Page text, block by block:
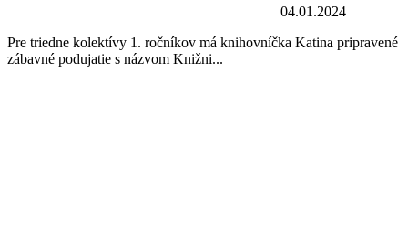
04.01.2024
Pre triedne kolektívy 1. ročníkov má knihovníčka Katina pripravené
zábavné podujatie s názvom Knižni...